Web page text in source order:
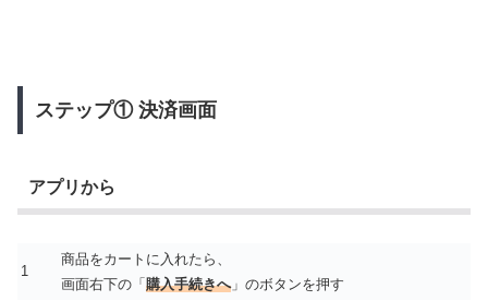
ステップ① 決済画面
アプリから
1
商品をカートに入れたら、
画面右下の「 購入手続きへ」のボタンを押す